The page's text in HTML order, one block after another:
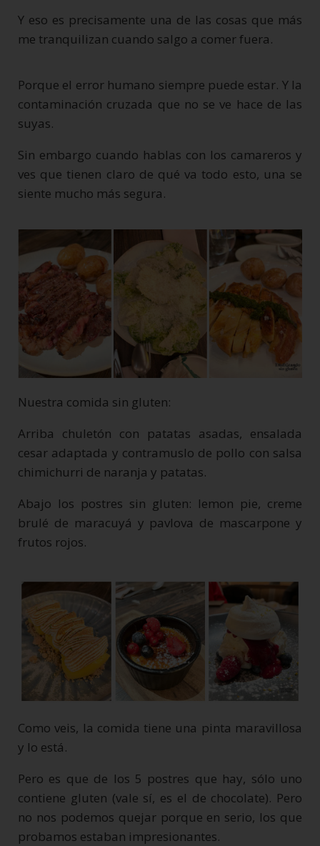
Y eso es precisamente una de las cosas que más
me tranquilizan cuando salgo a comer fuera.
Porque el error humano siempre puede estar. Y la
contaminación cruzada que no se ve hace de las
suyas.
Sin embargo cuando hablas con los camareros y
ves que tienen claro de qué va todo esto, una se
siente mucho más segura.
Nuestra comida sin gluten:
Arriba chuletón con patatas asadas, ensalada
cesar adaptada y contramuslo de pollo con salsa
chimichurri de naranja y patatas.
Abajo los postres sin gluten: lemon pie, creme
brulé de maracuyá y pavlova de mascarpone y
frutos rojos.
Como veis, la comida tiene una pinta maravillosa
y lo está.
Pero es que de los 5 postres que hay, sólo uno
contiene gluten (vale sí, es el de chocolate). Pero
no nos podemos quejar porque en serio, los que
probamos estaban impresionantes.